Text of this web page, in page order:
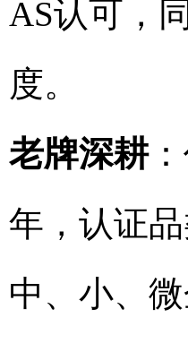
AS认可，
度。
老牌深耕
年，认证
中、小、